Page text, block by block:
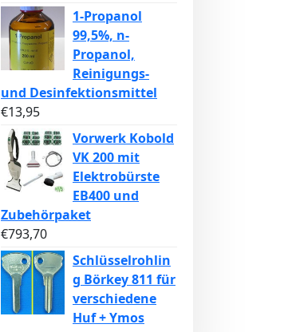
1-Propanol
99,5%, n-
Propanol,
Reinigungs-
und Desinfektionsmittel
€13,95
Vorwerk Kobold
VK 200 mit
Elektrobürste
EB400 und
Zubehörpaket
€793,70
Schlüsselrohlin
g Börkey 811 für
verschiedene
Huf + Ymos